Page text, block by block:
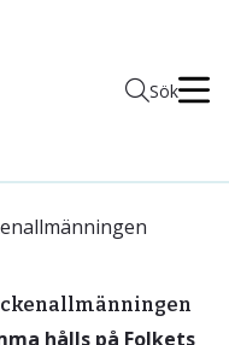
Sök
hålls på Folkets